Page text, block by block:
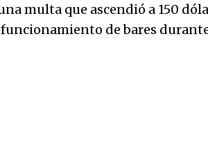
multa que ascendió a 150
de bares